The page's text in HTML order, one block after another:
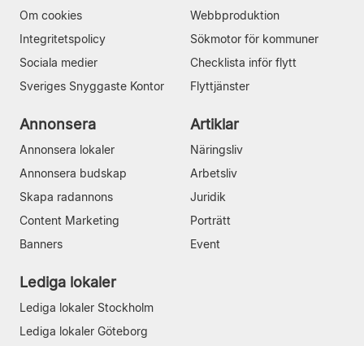
Om cookies
Integritetspolicy
Sociala medier
Sveriges Snyggaste Kontor
Webbproduktion
Sökmotor för kommuner
Checklista inför flytt
Flyttjänster
Annonsera
Annonsera lokaler
Annonsera budskap
Skapa radannons
Content Marketing
Banners
Artiklar
Näringsliv
Arbetsliv
Juridik
Porträtt
Event
Lediga lokaler
Lediga lokaler Stockholm
Lediga lokaler Göteborg